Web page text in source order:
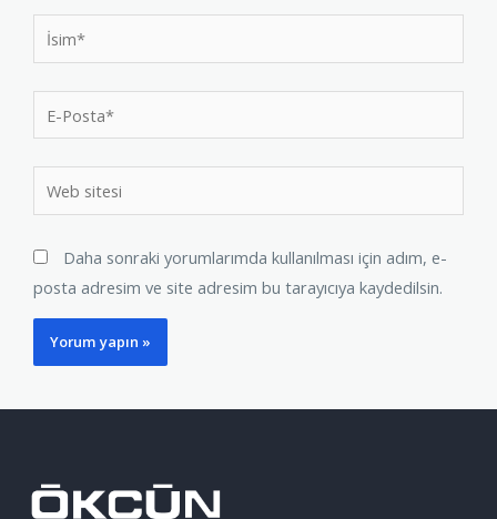
Daha sonraki yorumlarımda kullanılması için adım, e-
posta adresim ve site adresim bu tarayıcıya kaydedilsin.